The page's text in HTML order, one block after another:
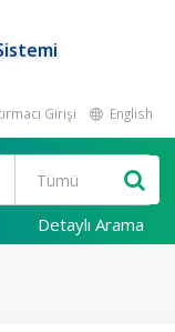
Girişi English
Detaylı Arama